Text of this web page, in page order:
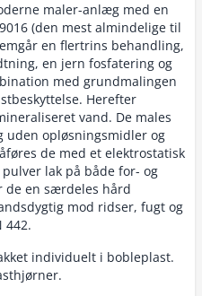
maler-anlæg med en
(den mest almindelige til
en flertrins behandling,
en jern fosfatering og
med grundmalingen
Herefter
vand. De males
uden opløsningsmidler og
de med et elektrostatisk
lak på både for- og
de en særdeles hård
mod ridser, fugt og
442.
individuelt i bobleplast.